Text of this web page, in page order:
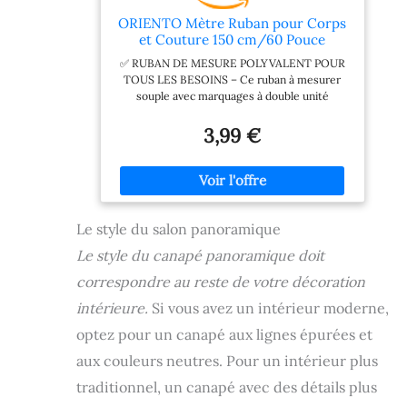
ORIENTO Mètre Ruban pour Corps
et Couture 150 cm/60 Pouce
nouveau design Jaune (150 cm/60
inch)
✅ RUBAN DE MESURE POLYVALENT POUR
TOUS LES BESOINS – Ce ruban à mesurer
souple avec marquages à double unité
pour la couture, les mesures corporelles et le
suivi de la perte de poids. ✅ DURABLE ET
qualité, ce mètre couture ne s'étire pas et ne
se déforme pas. Parfait pour mesurer les
surfaces incurvées ou plates, dont les tours de
taille, de poitrine et de hanches. ✅ FACILE À
Doté de grands chiffres faciles à lire, ce mètre
de couturière permet des mesures du corps
et du tissu précises. Cet outil fournit des
résultats clairs et précis à chaque fois. ✅
encombrant est livré dans une boîte de
rangement pratique. Parfait pour les mesures
suivi du poids ou les vêtements pour enfants.
3,99 €
Le style du salon panoramique
Le style du canapé panoramique doit
correspondre au reste de votre décoration
intérieure. Si vous avez un intérieur moderne,
optez pour un canapé aux lignes épurées et
aux couleurs neutres. Pour un intérieur plus
traditionnel, un canapé avec des détails plus